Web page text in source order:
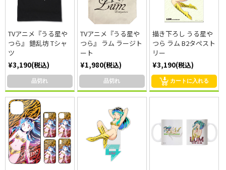
TVアニメ『うる星や
つら』 錯乱坊 Tシャ
ツ
¥3,190(税込)
品切れ
TVアニメ『うる星や
つら』 ラム ラージト
ート
¥1,980(税込)
品切れ
描き下ろし うる星や
つら ラム B2タペスト
リー
¥3,190(税込)
カートに入れる